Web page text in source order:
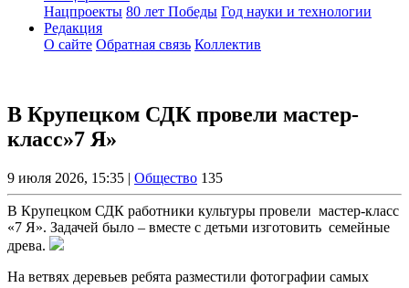
Нацпроекты 80 лет Победы Год науки и технологии
Редакция
О сайте Обратная связь Коллектив
В Крупецком СДК провели мастер-
класс»7 Я»
9 июля 2026, 15:35 | Общество 135
В Крупецком СДК работники культуры провели мастер‑класс
«7 Я». Задачей было – вместе с детьми изготовить семейные
древа.
На ветвях деревьев ребята разместили фотографии самых